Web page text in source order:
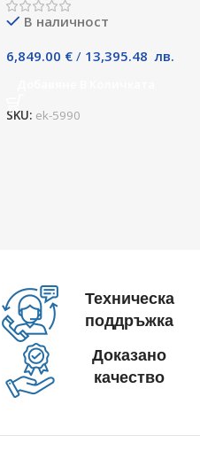
В наличност
6,849.00 € / 13,395.48 лв.
SKU: ek-5990
Техническа
поддръжка
Доказано
качество